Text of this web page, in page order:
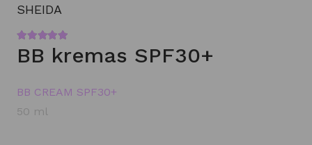
SHEIDA
Įvertinimas:
BB kremas SPF30+
BB CREAM SPF30+
50 ml